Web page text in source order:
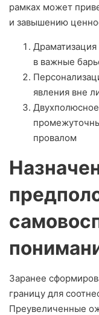
рамках может
и завышению
в важные
явления вне
провалом
Заранее
границу для
Преувеличенные